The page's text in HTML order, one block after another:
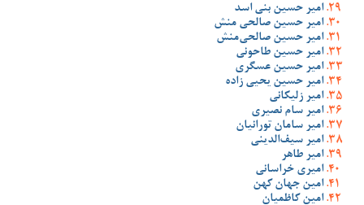
امیر حسین بنی اسد
امیر حسین صالحی منش
امیر حسین صالحی‌منش
امیر حسین طاحونی
امیر حسین عسگری
امیر حسین یحیی زاده
امیر زلیکانی
امیر سام نصیری
امیر سامان تورانیان
امیر سیف‌الدینی
امیر طاهر
امیری خراسانی
امین جهان کهن
امین کاظمیان